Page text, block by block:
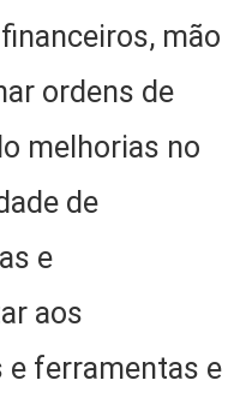
mão
ordens de
melhorias no
de
e
aos
e ferramentas e